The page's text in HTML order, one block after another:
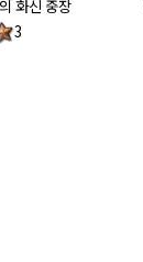
화신 중장
3